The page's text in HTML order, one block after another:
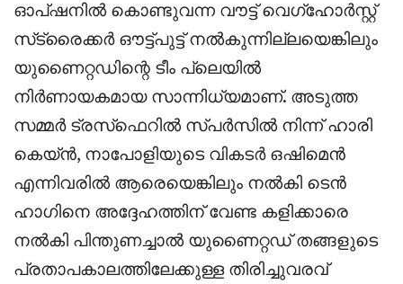
ഓപ്ഷനിൽ കൊണ്ടുവന്ന വൗട്ട് വെഗ്ഹോർസ്റ്റ്
സ്‌ട്രൈക്കർ ഔട്ട്പുട്ട് നൽകുന്നില്ലയെങ്കിലും
യുണൈറ്റഡിന്റെ ടീം പ്ലെയിൽ
നിർണായകമായ സാന്നിധ്യമാണ്. അടുത്ത
സമ്മർ ട്രസ്‌ഫെറിൽ സ്പർസിൽ നിന്ന് ഹാരി
കെയ്ൻ, നാപോളിയുടെ വികടർ ഒഷിമെൻ
എന്നിവരിൽ ആരെയെങ്കിലും നൽകി ടെൻ
ഹാഗിനെ അദ്ദേഹത്തിന് വേണ്ട കളിക്കാരെ
നൽകി പിന്തുണച്ചാൽ യുണൈറ്റഡ് തങ്ങളുടെ
പ്രതാപകാലത്തിലേക്കുള്ള തിരിച്ചുവരവ്